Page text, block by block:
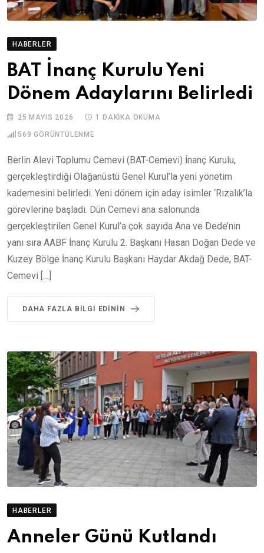
HABERLER
BAT İnanç Kurulu Yeni
Dönem Adaylarını Belirledi
25 MAYIS 2026 1 DAKIKA OKUMA
569 GÖRÜNTÜLENME
Berlin Alevi Toplumu Cemevi (BAT-Cemevi) İnanç Kurulu,
gerçekleştirdiği Olağanüstü Genel Kurul’la yeni yönetim
kademesini belirledi. Yeni dönem için aday isimler ‘Rızalık’la
görevlerine başladı. Dün Cemevi ana salonunda
gerçekleştirilen Genel Kurul’a çok sayıda Ana ve Dede’nin
yanı sıra AABF İnanç Kurulu 2. Başkanı Hasan Doğan Dede ve
Kuzey Bölge İnanç Kurulu Başkanı Haydar Akdağ Dede, BAT-
Cemevi […]
DAHA FAZLA BILGI EDININ
HABERLER
Anneler Günü Kutlandı